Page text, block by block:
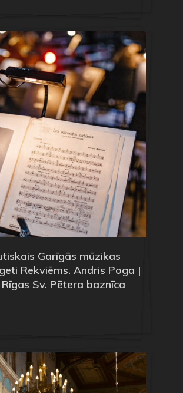
Garīgās mūzikas
Rekviēms. Andris Poga |
Sv. Pētera baznīca